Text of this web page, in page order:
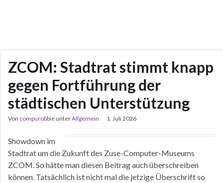
ZCOM: Stadtrat stimmt knapp
gegen Fortführung der
städtischen Unterstützung
Von compurobbieunterAllgemein 1. Juli 2026
Showdown im
Stadtrat um die Zukunft des Zuse-Computer-Museums
ZCOM. So hätte man diesen Beitrag auch überschreiben
können. Tatsächlich ist nicht mal die jetzige Überschrift so